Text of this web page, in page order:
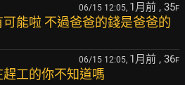
06/15 12:05, 1月前 , 35F
能啦 不過爸爸的錢是爸爸的
06/15 12:05, 1月前 , 36F
工的你不知道嗎